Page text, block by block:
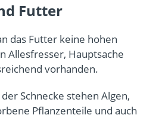
Futter
das Futter keine hohen
Allesfresser, Hauptsache
vorhanden.
Schnecke stehen Algen,
Pflanzenteile und auch